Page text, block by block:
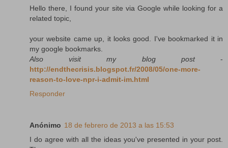
Hello there, I found your site via Google while looking for a
related topic,
your website came up, it looks good. I've bookmarked it in
my google bookmarks.
Also visit my blog post-
http://endthecrisis.blogspot.fr/2008/05/one-more-
reason-to-love-npr-i-admit-im.html
Responder
Anónimo 18 de febrero de 2013 a las 15:53
I do agree with all the ideas you've presented in your post.